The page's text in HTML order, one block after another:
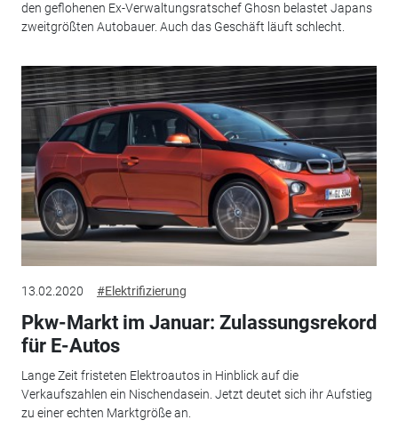
den geflohenen Ex-Verwaltungsratschef Ghosn belastet Japans
zweitgrößten Autobauer. Auch das Geschäft läuft schlecht.
13.02.2020 #Elektrifizierung
Pkw-Markt im Januar: Zulassungsrekord
für E-Autos
Lange Zeit fristeten Elektroautos in Hinblick auf die
Verkaufszahlen ein Nischendasein. Jetzt deutet sich ihr Aufstieg
zu einer echten Marktgröße an.